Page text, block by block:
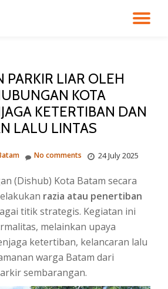
PARKIR LIAR OLEH
KOTA
KETERTIBAN DAN
LALU LINTAS
24 July 2025
No comments
(Dishub) Kota Batam secara
razia atau penertiban
titik strategis. Kegiatan ini
melainkan upaya
ketertiban, kelancaran lalu
warga Batam dari
sembarangan.